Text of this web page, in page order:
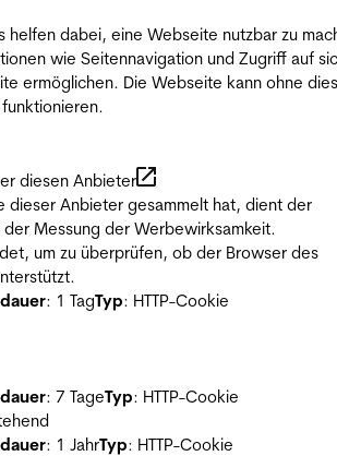
helfen dabei, eine Webseite nutzbar zu
wie Seitennavigation und Zugriff auf
ermöglichen. Die Webseite kann ohne
diesen Anbieter
dieser Anbieter gesammelt hat, dient der
der Messung der Werbewirksamkeit.
um zu überprüfen, ob der Browser des
: 1 TagTyp: HTTP-Cookie
: 7 TageTyp: HTTP-Cookie
: 1 JahrTyp: HTTP-Cookie